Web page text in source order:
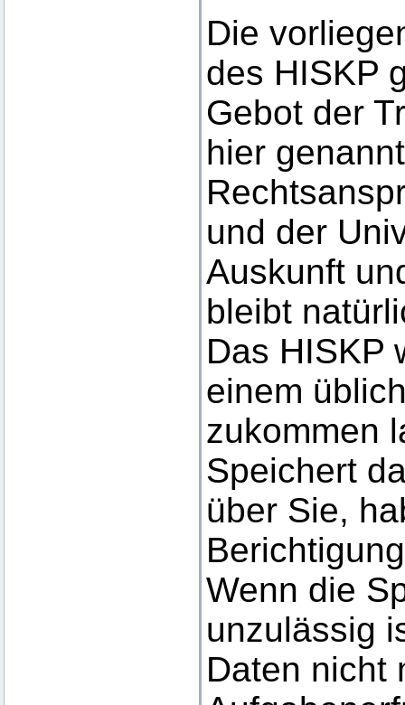
Die
des HISKP
Gebot der
hier
und der
Auskunft
bleibt
Das HISKP
einem
zukommen
Speichert
über Sie,
Wenn die
unzulässig
Daten nicht